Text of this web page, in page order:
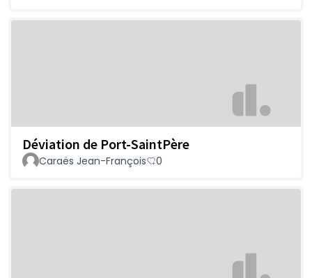
Déviation de Port-SaintPère
Caraës Jean-François 0